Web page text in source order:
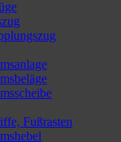
Fußrasten